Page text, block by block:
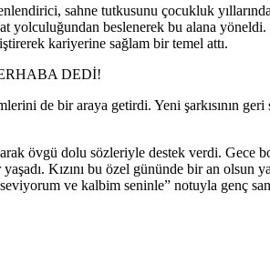
sahne tutkusunu çocukluk
yolculuğundan beslenerek bu alana
kariyerine sağlam bir temel attı.
DEDİ!
de bir araya getirdi. Yeni şarkısının geri
övgü dolu sözleriyle destek verdi. Gece
Kızını bu özel gününde bir an olsun
ve kalbim seninle” notuyla genç